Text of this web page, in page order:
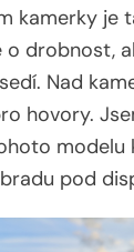
kamerky je
o drobnost,
Nad
hovory.
modelu
pod